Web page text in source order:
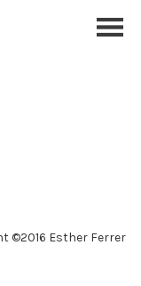
©2016 Esther Ferrer